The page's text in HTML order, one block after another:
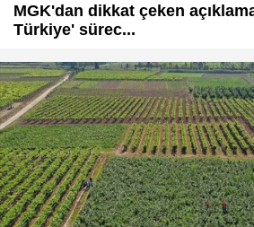
MGK'dan dikkat çeken
Türkiye' sürec...